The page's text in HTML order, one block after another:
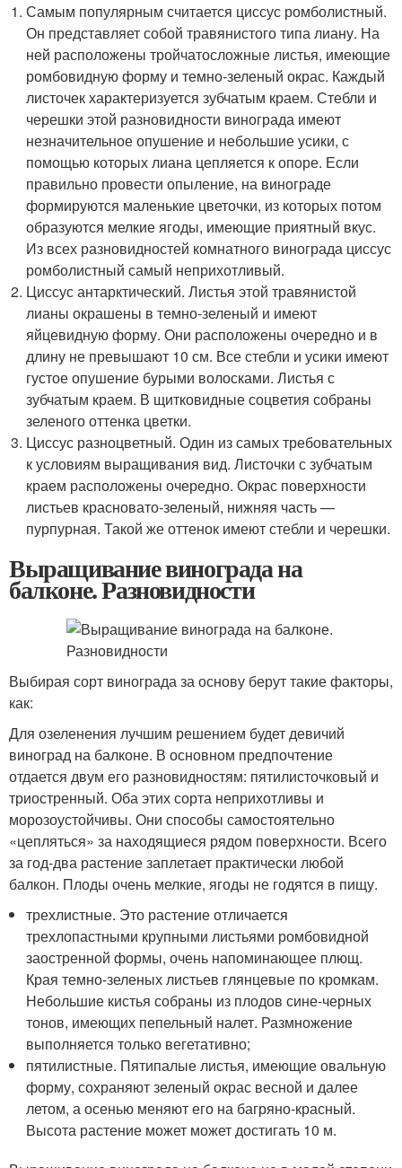
Самым популярным считается циссус ромболистный.
Он представляет собой травянистого типа лиану. На
ней расположены тройчатосложные листья, имеющие
ромбовидную форму и темно-зеленый окрас. Каждый
листочек характеризуется зубчатым краем. Стебли и
черешки этой разновидности винограда имеют
незначительное опушение и небольшие усики, с
помощью которых лиана цепляется к опоре. Если
правильно провести опыление, на винограде
формируются маленькие цветочки, из которых потом
образуются мелкие ягоды, имеющие приятный вкус.
Из всех разновидностей комнатного винограда циссус
ромболистный самый неприхотливый.
Циссус антарктический. Листья этой травянистой
лианы окрашены в темно-зеленый и имеют
яйцевидную форму. Они расположены очередно и в
длину не превышают 10 см. Все стебли и усики имеют
густое опушение бурыми волосками. Листья с
зубчатым краем. В щитковидные соцветия собраны
зеленого оттенка цветки.
Циссус разноцветный. Один из самых требовательных
к условиям выращивания вид. Листочки с зубчатым
краем расположены очередно. Окрас поверхности
листьев красновато-зеленый, нижняя часть —
пурпурная. Такой же оттенок имеют стебли и черешки.
Выращивание винограда на
балконе. Разновидности
Выбирая сорт винограда за основу берут такие факторы,
как:
Для озеленения лучшим решением будет девичий
виноград на балконе. В основном предпочтение
отдается двум его разновидностям: пятилисточковый и
триостренный. Оба этих сорта неприхотливы и
морозоустойчивы. Они способы самостоятельно
«цепляться» за находящиеся рядом поверхности. Всего
за год-два растение заплетает практически любой
балкон. Плоды очень мелкие, ягоды не годятся в пищу.
трехлистные. Это растение отличается
трехлопастными крупными листьями ромбовидной
заостренной формы, очень напоминающее плющ.
Края темно-зеленых листьев глянцевые по кромкам.
Небольшие кистья собраны из плодов сине-черных
тонов, имеющих пепельный налет. Размножение
выполняется только вегетативно;
пятилистные. Пятипалые листья, имеющие овальную
форму, сохраняют зеленый окрас весной и далее
летом, а осенью меняют его на багряно-красный.
Высота растение может может достигать 10 м.